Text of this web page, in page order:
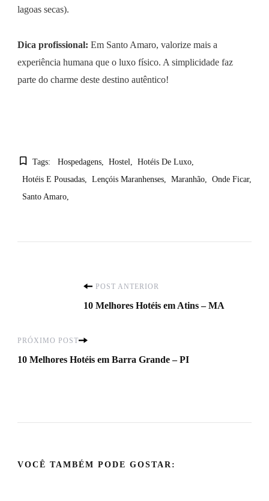
lagoas secas).
Dica profissional: Em Santo Amaro, valorize mais a
experiência humana que o luxo físico. A simplicidade faz
parte do charme deste destino autêntico!
Tags: Hospedagens Hostel
Hotéis De Luxo
Hotéis E Pousadas
Lençóis Maranhenses Maranhão
Onde Ficar
Santo Amaro
Navegação
post
POST ANTERIOR
10 Melhores Hotéis em Atins – MA
PRÓXIMO POST
10 Melhores Hotéis em Barra Grande – PI
VOCÊ TAMBÉM PODE GOSTAR: